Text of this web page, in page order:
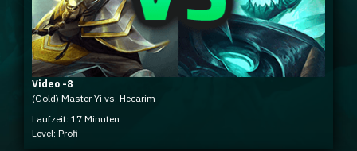
Video -8
(Gold) Master Yi vs. Hecarim
Laufzeit: 17 Minuten
Level: Profi